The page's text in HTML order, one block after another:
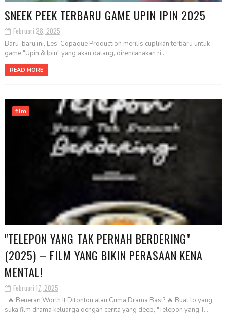
SNEEK PEEK TERBARU GAME UPIN IPIN 2025
Februari 28, 2025
Baru-baru ini, Les' Copaque Production merilis cuplikan terbaru untuk
game "Upin & Ipin" yang akan datang, direncanakan ri...
READ MORE
film
"TELEPON YANG TAK PERNAH BERDERING"
(2025) – FILM YANG BIKIN PERASAAN KENA
MENTAL!
Februari 17, 2025
🔥 Beneran Worth It Ditonton atau Cuma Drama Basi? 🔥 Buat lo yang
suka film drama keluarga dengan cerita yang deep, "Telepon yang T...